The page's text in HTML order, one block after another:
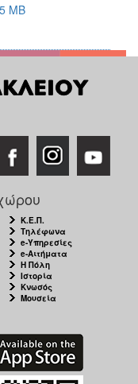
MB
Κ.Ε.Π.
Τηλέφωνα
e-Υπηρεσίες
e-Αιτήματα
Η Πόλη
Ιστορία
Κνωσός
Μουσεία